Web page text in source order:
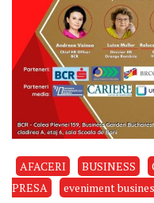
AFACERI BUSINESS
PRESA
eveniment